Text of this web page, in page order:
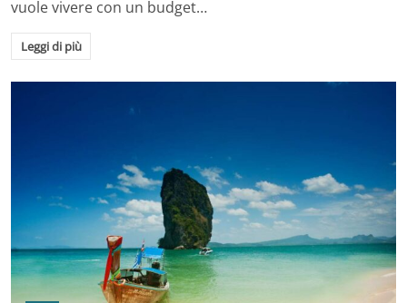
vuole vivere con un budget…
Leggi di più